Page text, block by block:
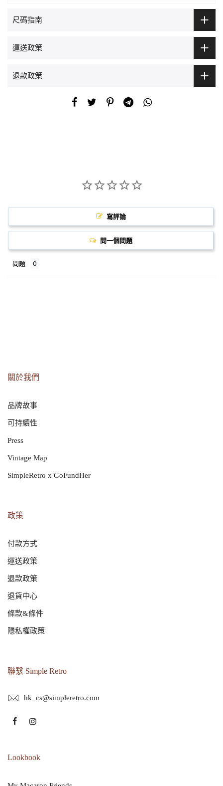
尺碼指南
運送政策
退款政策
寫評論
問一個問題
問題
關於我們
品牌故事
可持續性
Press
Vintage Map
SimpleRetro x GoFundHer
政策
付款方式
運送政策
退款政策
退貨中心
條款&條件
隱私權政策
聯繫 Simple Retro
hk_cs@simpleretro.com
Lookbook